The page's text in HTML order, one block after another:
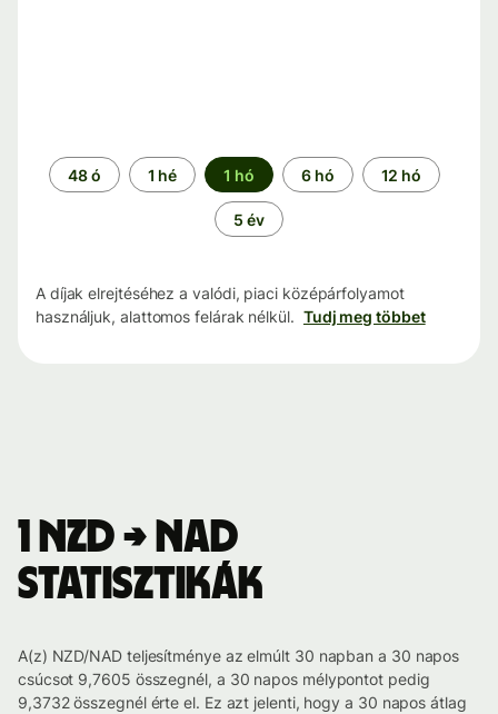
Időszak
48 ó 1 hé 1 hó 6 hó 12 hó
5 év
A díjak elrejtéséhez a valódi, piaci középárfolyamot
használjuk, alattomos felárak nélkül. Tudj meg többet
1 NZD → NAD
statisztikák
A(z) NZD/NAD teljesítménye az elmúlt 30 napban a 30 napos
csúcsot 9,7605 összegnél, a 30 napos mélypontot pedig
9,3732 összegnél érte el. Ez azt jelenti, hogy a 30 napos átlag